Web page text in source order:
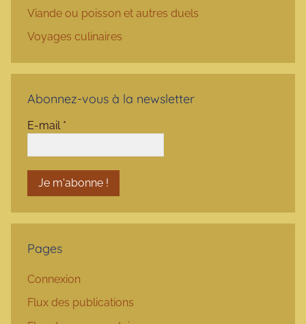
Viande ou poisson et autres duels
Voyages culinaires
Abonnez-vous à la newsletter
E-mail *
Pages
Connexion
Flux des publications